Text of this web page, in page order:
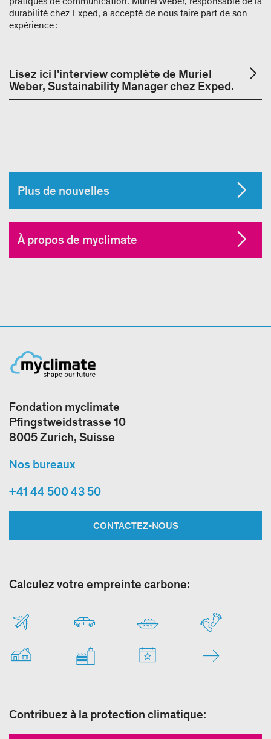
durabilité chez Exped, a accepté de nous faire part de son
expérience :
Lisez ici l'interview complète de Muriel
Weber, Sustainability Manager chez Exped.
Plus de nouvelles
À propos de myclimate
Fondation myclimate
Pfingstweidstrasse 10
8005 Zurich, Suisse
Nos bureaux
+41 44 500 43 50
CONTACTEZ-NOUS
Calculez votre empreinte carbone:
Contribuez à la protection climatique: